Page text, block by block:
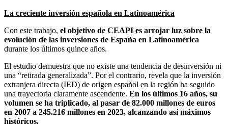
La creciente inversión española en Latinoamérica
Con este trabajo, el objetivo de CEAPI es arrojar luz sobre la
evolución de las inversiones de España en Latinoamérica
durante los últimos quince años.
El estudio demuestra que no existe una tendencia de desinversión ni
una “retirada generalizada”. Por el contrario, revela que la inversión
extranjera directa (IED) de origen español en la región ha seguido
una trayectoria claramente ascendente. En los últimos 16 años, su
volumen se ha triplicado, al pasar de 82.000 millones de euros
en 2007 a 245.216 millones en 2023, alcanzando así máximos
históricos.